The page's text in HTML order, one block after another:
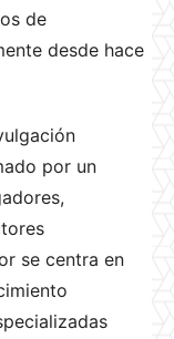
de
desde hace
por un
se centra en